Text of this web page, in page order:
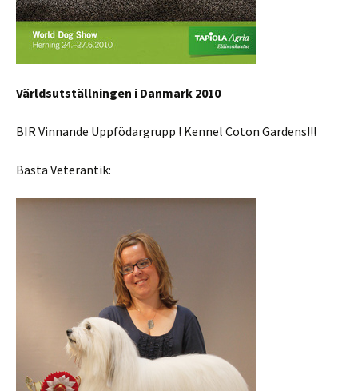
Världsutställningen i Danmark 2010
BIR Vinnande Uppfödargrupp ! Kennel Coton Gardens!!!
Bästa Veterantik: